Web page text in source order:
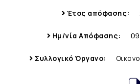
Έτος απόφασης:
Ημ/νία Απόφασης:
Συλλογικό Όργανο: